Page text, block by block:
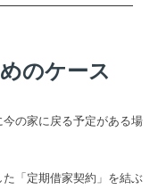
のケース
の家に戻る予定がある場
「定期借家契約」を結ぶ